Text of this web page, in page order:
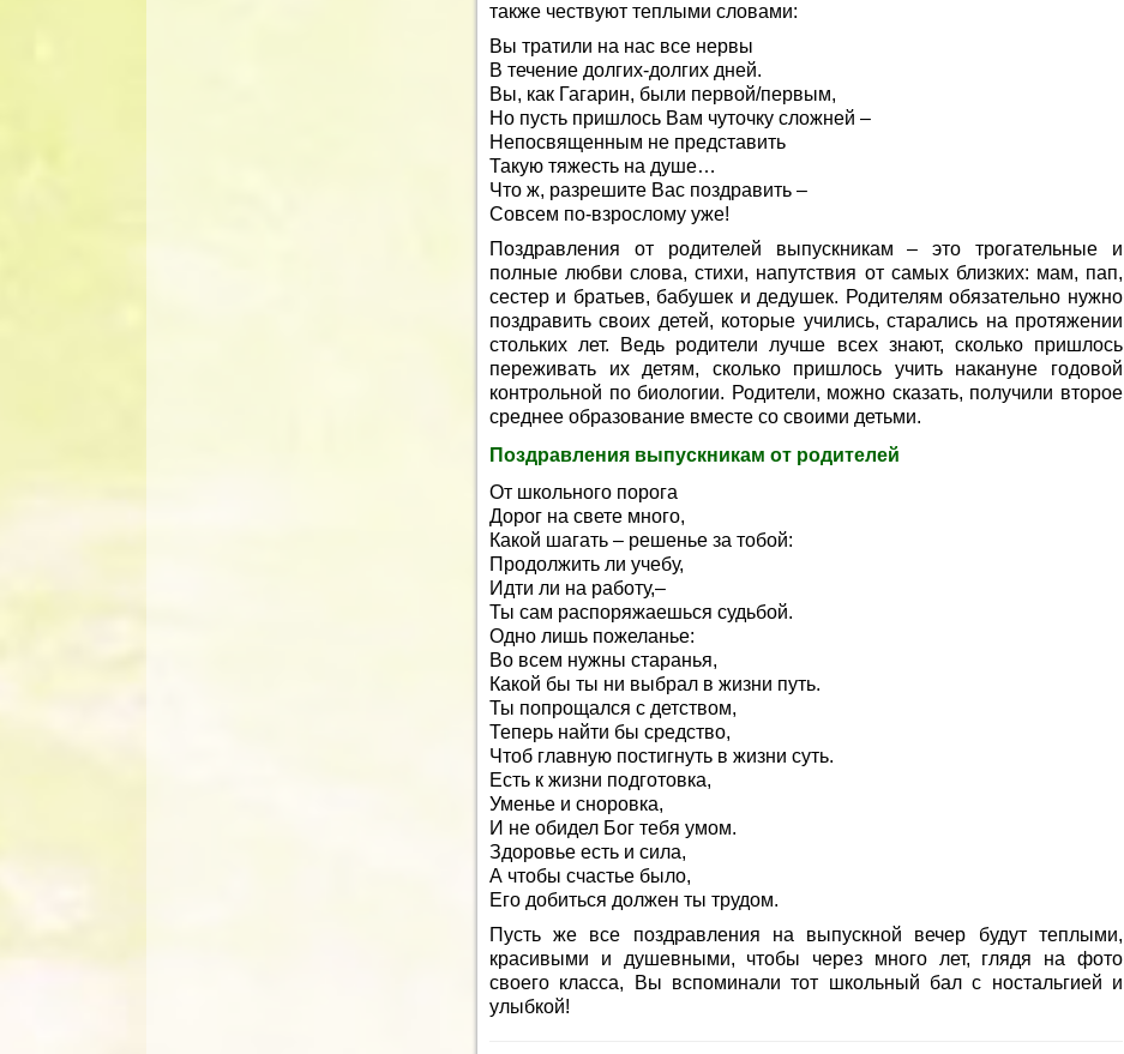
также чествуют теплыми словами:
Вы тратили на нас все нервы
В течение долгих-долгих дней.
Вы, как Гагарин, были первой/первым,
Но пусть пришлось Вам чуточку сложней –
Непосвященным не представить
Такую тяжесть на душе…
Что ж, разрешите Вас поздравить –
Совсем по-взрослому уже!
Поздравления от родителей выпускникам – это трогательные и
полные любви слова, стихи, напутствия от самых близких: мам, пап,
сестер и братьев, бабушек и дедушек. Родителям обязательно нужно
поздравить своих детей, которые учились, старались на протяжении
стольких лет. Ведь родители лучше всех знают, сколько пришлось
переживать их детям, сколько пришлось учить накануне годовой
контрольной по биологии. Родители, можно сказать, получили второе
среднее образование вместе со своими детьми.
Поздравления выпускникам от родителей
От школьного порога
Дорог на свете много,
Какой шагать – решенье за тобой:
Продолжить ли учебу,
Идти ли на работу,–
Ты сам распоряжаешься судьбой.
Одно лишь пожеланье:
Во всем нужны старанья,
Какой бы ты ни выбрал в жизни путь.
Ты попрощался с детством,
Теперь найти бы средство,
Чтоб главную постигнуть в жизни суть.
Есть к жизни подготовка,
Уменье и сноровка,
И не обидел Бог тебя умом.
Здоровье есть и сила,
А чтобы счастье было,
Его добиться должен ты трудом.
Пусть же все поздравления на выпускной вечер будут теплыми,
красивыми и душевными, чтобы через много лет, глядя на фото
своего класса, Вы вспоминали тот школьный бал с ностальгией и
улыбкой!